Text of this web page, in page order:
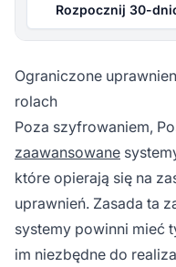
Rozpocznij 30-
Ograniczone
rolach
Poza szyfrowaniem,
zaawansowane
które opierają się na
uprawnień. Zasada ta
systemy powinni mieć
im niezbędne do